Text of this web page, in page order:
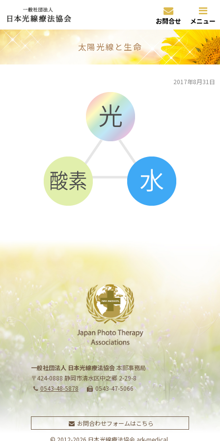
メニュー
お問合せ
太陽光線と生命
2017年8月31日
一般社団法人 日本光線療法協会本部事務局
〒424-0888 静岡市清水区中之郷 2-29-8
0543-48-5878
0543-47-5066
お問合わせフォームはこちら
© 2012-2026 日本光線療法協会 ark-medical.